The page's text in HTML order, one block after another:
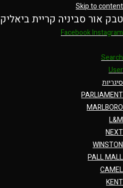
Skip to content
טבק אור סביניה קריית ביאליק
FacebookInstagram
Search
User
סיגריות
PARLIAMENT
MARLBORO
L&M
NEXT
WINSTON
PALL MALL
CAMEL
KENT